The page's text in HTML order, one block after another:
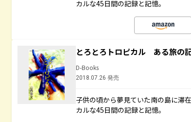
カルな45日間の記録と記憶。
とろとろトロピカル ある旅の
D-Books
2018.07.26 発売
子供の頃から夢見ていた南の島に滞
カルな45日間の記録と記憶。